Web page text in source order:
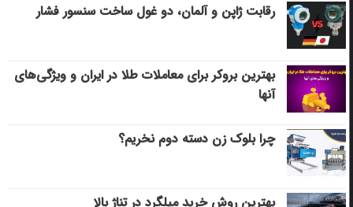
رقابت ژاپن و آلمان، دو غول ساخت سنسور فشار
بهترین بروکر برای معاملات طلا در ایران و ویژگی‌های
آنها
چرا بلوک زن دسته دوم نخریم؟
بهترین روش خرید میلگرد در تناژ بالا